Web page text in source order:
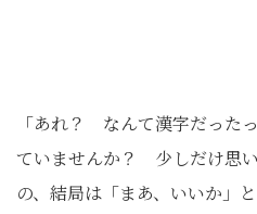
「あれ？ なんて漢字だった
ていませんか？ 少しだけ思
の、結局は「まあ、いいか」